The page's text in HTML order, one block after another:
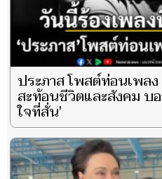
ประภาส โพสต์ท่อนเพล
สะท้อนชีวิตและสังคม บ
ใจที่สั่น'